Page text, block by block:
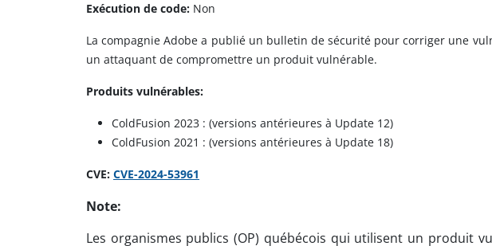
Exécution de code: Non
La compagnie Adobe a publié un bulletin de sécurité pour corriger une
un attaquant de compromettre un produit vulnérable.
Produits vulnérables:
ColdFusion 2023 : (versions antérieures à Update 12)
ColdFusion 2021 : (versions antérieures à Update 18)
CVE: CVE-2024-53961
Note:
Les organismes publics (OP) québécois qui utilisent un produit